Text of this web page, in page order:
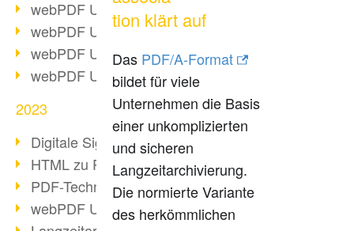
webPDF Update 9.0.0.3584
webPDF Update 9.0.0.3479
webPDF Update 9.0.0.3361
webPDF Update 9.0.0.3264
2023
Digitale Signatur in PDF
HTML zu PDF
PDF-Techniken für Barrierefreiheit
webPDF Update 9.0.0.3149
tion klärt auf
Das PDF/A-Format
bildet für viele
Unternehmen die Basis
einer unkomplizierten
und sicheren
Langzeitarchivierung.
Die normierte Variante
des herkömmlichen